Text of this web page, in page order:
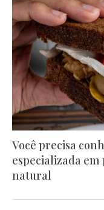
Você precisa
especializada
natural